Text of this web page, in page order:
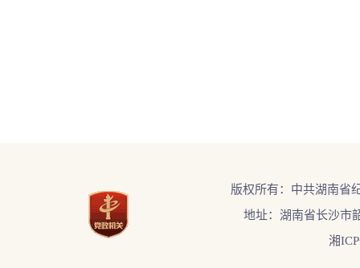
版权所有：中共湖南省
地址：湖南省长沙市
湘